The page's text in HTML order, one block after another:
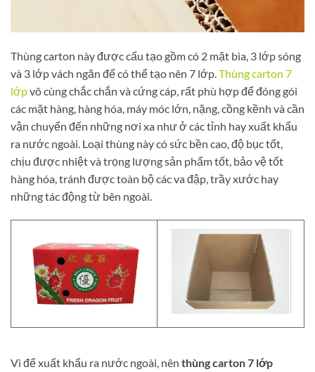
Thùng carton này được cấu tạo gồm có 2 mặt bìa, 3 lớp sóng
và 3 lớp vách ngăn để có thể tạo nên 7 lớp.Thùng carton 7
lớpvô cùng chắc chắn và cứng cáp, rất phù hợp để đóng gói
các mặt hàng, hàng hóa, máy móc lớn, nặng, cồng kềnh và cần
vận chuyển đến những nơi xa như ở các tỉnh hay xuất khẩu
ra nước ngoài. Loại thùng này có sức bền cao, độ bục tốt,
chịu được nhiệt và trọng lượng sản phẩm tốt, bảo vệ tốt
hàng hóa, tránh được toàn bộ các va đập, trầy xước hay
những tác động từ bên ngoài.
Vì để xuất khẩu ra nước ngoài, nên thùng carton 7 lớp